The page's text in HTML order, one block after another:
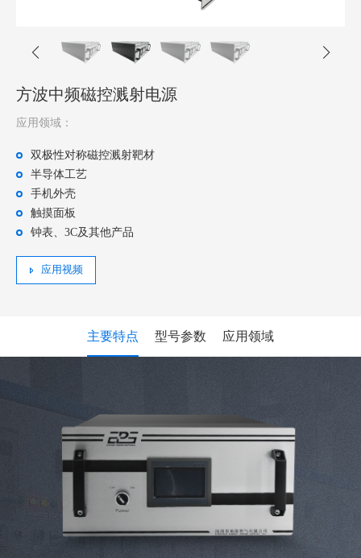
方波中频磁控溅射电源
应用领域：
双极性对称磁控溅射靶材
半导体工艺
手机外壳
触摸面板
钟表、3C及其他产品
应用视频
主要特点 型号参数 应用领域